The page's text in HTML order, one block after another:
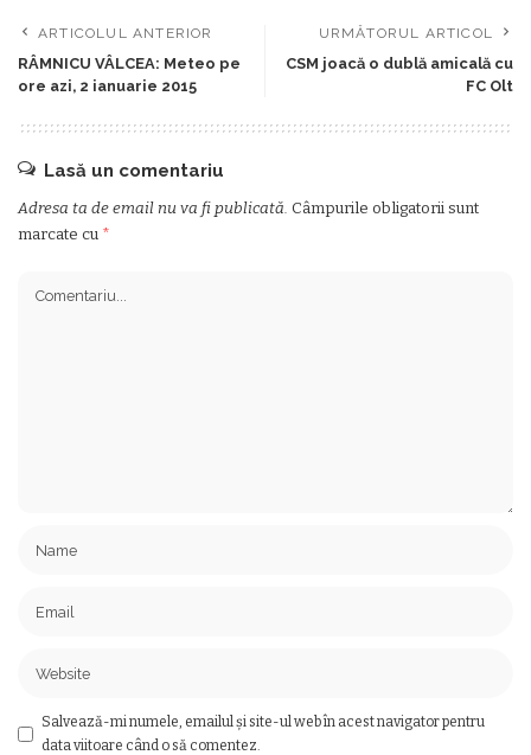
ARTICOLUL ANTERIOR
RÂMNICU VÂLCEA: Meteo pe
ore azi, 2 ianuarie 2015
URMĂTORUL ARTICOL
CSM joacă o dublă amicală cu
FC Olt
Lasă un comentariu
Adresa ta de email nu va fi publicată. Câmpurile obligatorii sunt
marcate cu *
Salvează-mi numele, emailul și site-ul web în acest navigator pentru
data viitoare când o să comentez.